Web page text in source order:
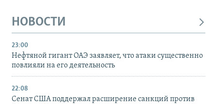
НОВОСТИ
23:00
Нефтяной гигант ОАЭ заявляет, что атаки существенно
повлияли на его деятельность
22:08
Сенат США поддержал расширение санкций против